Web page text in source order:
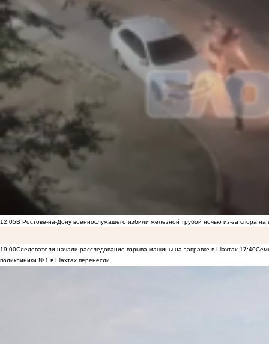
12:05В Ростове-на-Дону военнослужащего избили железной трубой ночью из-за спора на
19:00Следователи начали расследование взрыва машины на заправке в Шахтах 17:40
поликлиники №1 в Шахтах перенесли